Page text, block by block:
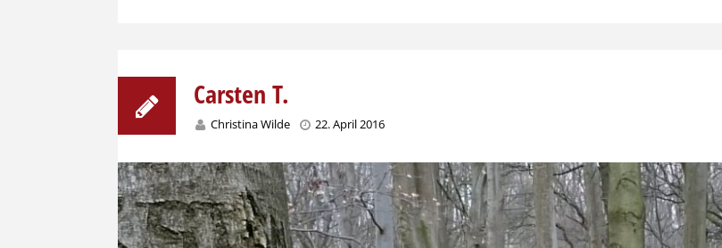
Carsten T.
Christina Wilde 22. April 2016